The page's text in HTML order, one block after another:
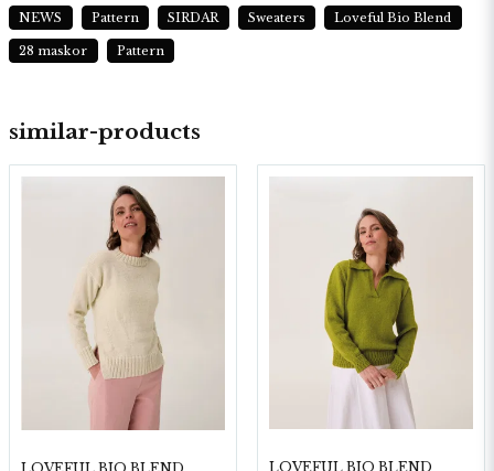
similar-products
LOVEFUL BIO BLEND
NEWS Pattern SIRDAR Sweaters Loveful Bio Blend
28 maskor Pattern